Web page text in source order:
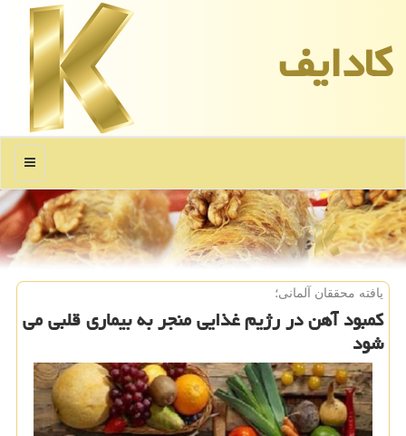
كادایف
منو
یافته محققان آلمانی؛
کمبود آهن در رژیم غذایی منجر به بیماری قلبی می
شود